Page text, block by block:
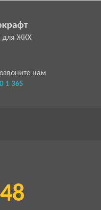
для ЖКХ
нам
1 365